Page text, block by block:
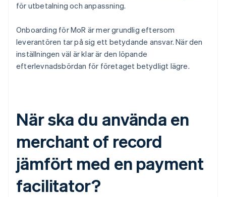
för utbetalning och anpassning.
Onboarding för MoR är mer grundlig eftersom
leverantören tar på sig ett betydande ansvar. När den
inställningen väl är klar är den löpande
efterlevnadsbördan för företaget betydligt lägre.
När ska du använda en
merchant of record
jämfört med en payment
facilitator?